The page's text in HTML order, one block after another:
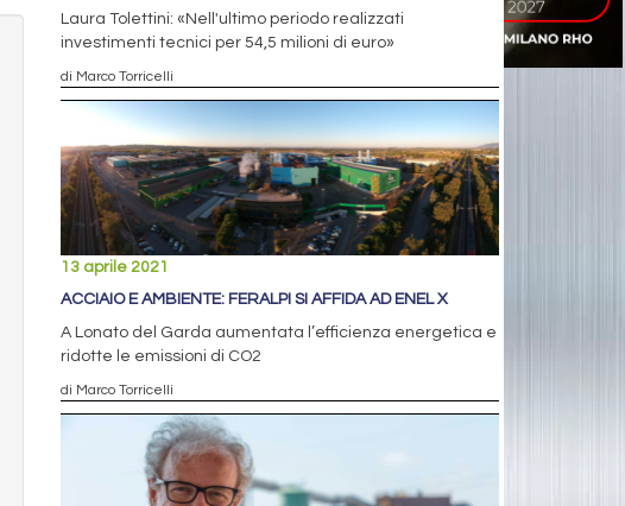
Laura Tolettini: «Nell'ultimo periodo realizzati
investimenti tecnici per 54,5 milioni di euro»
di Marco Torricelli
13 aprile 2021
ACCIAIO E AMBIENTE: FERALPI SI AFFIDA AD ENEL X
A Lonato del Garda aumentata l’efficienza energetica e
ridotte le emissioni di CO2
di Marco Torricelli